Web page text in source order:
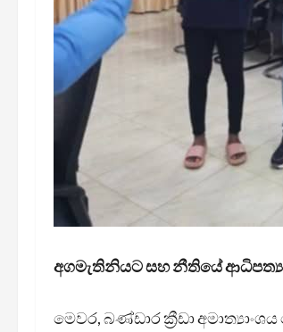
අගමැතිනියට සහ නීතියේ
මෙවර, බණ්ඩාර ක්‍රීඩා